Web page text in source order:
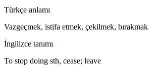
Türkçe anlamı
Vazgeçmek, istifa etmek, çekilmek, bırakmak
İngilizce tanımı
To stop doing sth, cease; leave